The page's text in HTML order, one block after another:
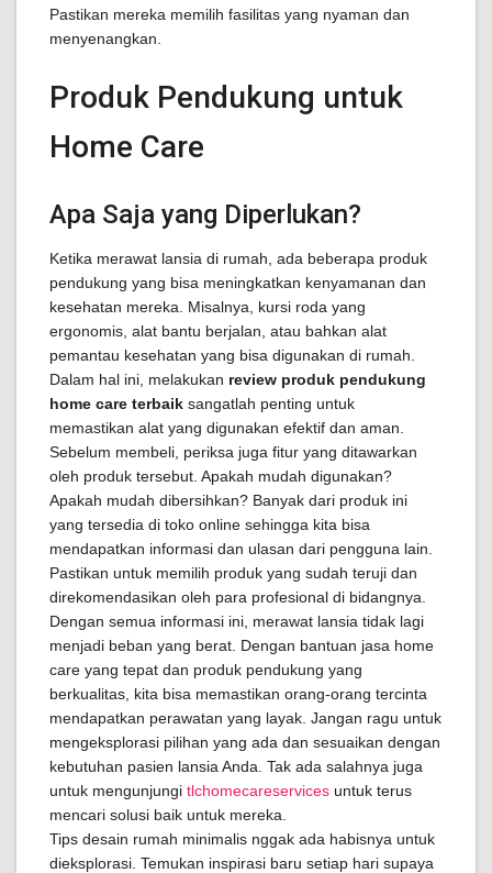
Pastikan mereka memilih fasilitas yang nyaman dan
menyenangkan.
Produk Pendukung untuk
Home Care
Apa Saja yang Diperlukan?
Ketika merawat lansia di rumah, ada beberapa produk
pendukung yang bisa meningkatkan kenyamanan dan
kesehatan mereka. Misalnya, kursi roda yang
ergonomis, alat bantu berjalan, atau bahkan alat
pemantau kesehatan yang bisa digunakan di rumah.
Dalam hal ini, melakukan review produk pendukung
home care terbaik sangatlah penting untuk
memastikan alat yang digunakan efektif dan aman.
Sebelum membeli, periksa juga fitur yang ditawarkan
oleh produk tersebut. Apakah mudah digunakan?
Apakah mudah dibersihkan? Banyak dari produk ini
yang tersedia di toko online sehingga kita bisa
mendapatkan informasi dan ulasan dari pengguna lain.
Pastikan untuk memilih produk yang sudah teruji dan
direkomendasikan oleh para profesional di bidangnya.
Dengan semua informasi ini, merawat lansia tidak lagi
menjadi beban yang berat. Dengan bantuan jasa home
care yang tepat dan produk pendukung yang
berkualitas, kita bisa memastikan orang-orang tercinta
mendapatkan perawatan yang layak. Jangan ragu untuk
mengeksplorasi pilihan yang ada dan sesuaikan dengan
kebutuhan pasien lansia Anda. Tak ada salahnya juga
untuk mengunjungi tlchomecareservices untuk terus
mencari solusi baik untuk mereka.
Tips desain rumah minimalis nggak ada habisnya untuk
dieksplorasi. Temukan inspirasi baru setiap hari supaya